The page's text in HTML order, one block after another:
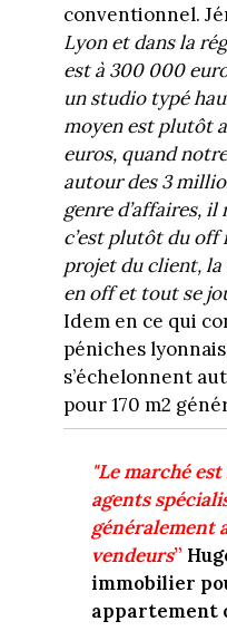
conventionnel.
Lyon et dans la
est à 300 000
un studio typé
moyen est plutôt
euros, quand
autour des 3
genre d’affaires, il
c’est plutôt du
projet du client, la
en off et tout se
Idem en ce qui
péniches
s’échelonnent
pour 170 m2
"Le marché
agents
généralement
vendeurs”
immobilier
appartement